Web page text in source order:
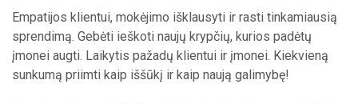
Empatijos klientui, mokėjimo išklausyti ir rasti tinkamiausią
sprendimą. Gebėti ieškoti naujų krypčių, kurios padėtų
įmonei augti. Laikytis pažadų klientui ir įmonei. Kiekvieną
sunkumą priimti kaip iššūkį ir kaip naują galimybę!